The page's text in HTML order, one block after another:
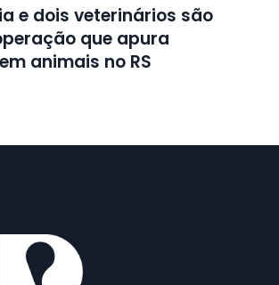
e dois veterinários são
que apura
animais no RS